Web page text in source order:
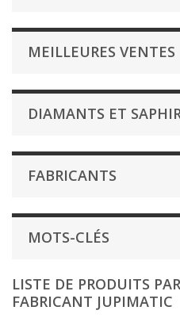
MEILLEURES VENTES
DIAMANTS ET
FABRICANTS
MOTS-CLÉS
LISTE DE PRODUITS PAR
FABRICANT JUPIMATIC